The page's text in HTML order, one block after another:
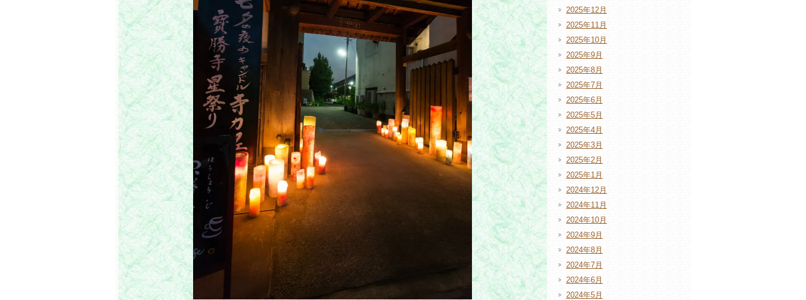
2025年12月
2025年11月
2025年10月
2025年9月
2025年8月
2025年7月
2025年6月
2025年5月
2025年4月
2025年3月
2025年2月
2025年1月
2024年12月
2024年11月
2024年10月
2024年9月
2024年8月
2024年7月
2024年6月
2024年5月